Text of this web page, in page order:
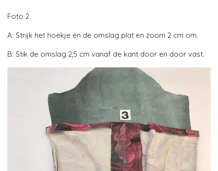
Foto 2
A: Strijk het hoekje en de omslag plat en zoom 2 cm om.
B: Stik de omslag 2,5 cm vanaf de kant door en door vast.